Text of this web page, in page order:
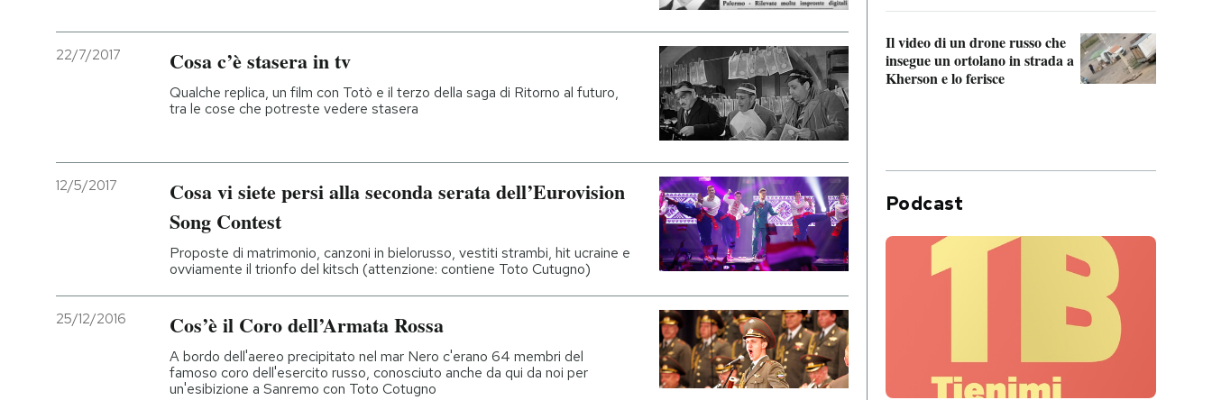
22/7/2017 Cosa c’è stasera in tv
Qualche replica, un film con Totò e il terzo della saga di Ritorno al futuro,
tra le cose che potreste vedere stasera
12/5/2017
Cosa vi siete persi alla seconda serata dell’Eurovision
Song Contest
Proposte di matrimonio, canzoni in bielorusso, vestiti strambi, hit ucraine e
ovviamente il trionfo del kitsch (attenzione: contiene Toto Cutugno)
25/12/2016 Cos’è il Coro dell’Armata Rossa
A bordo dell'aereo precipitato nel mar Nero c'erano 64 membri del
famoso coro dell'esercito russo, conosciuto anche da qui da noi per
un'esibizione a Sanremo con Toto Cotugno
Il video di un drone russo che
insegue un ortolano in strada a
Kherson e lo ferisce
Podcast